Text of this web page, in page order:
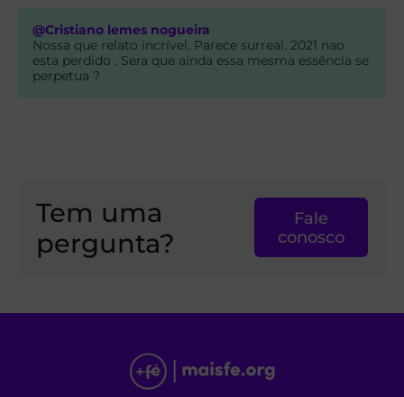
@Cristiano lemes nogueira
Nossa que relato incrível. Parece surreal. 2021 nao
esta perdido . Sera que ainda essa mesma essência se
perpetua ?
Tem uma
pergunta?
Fale
conosco